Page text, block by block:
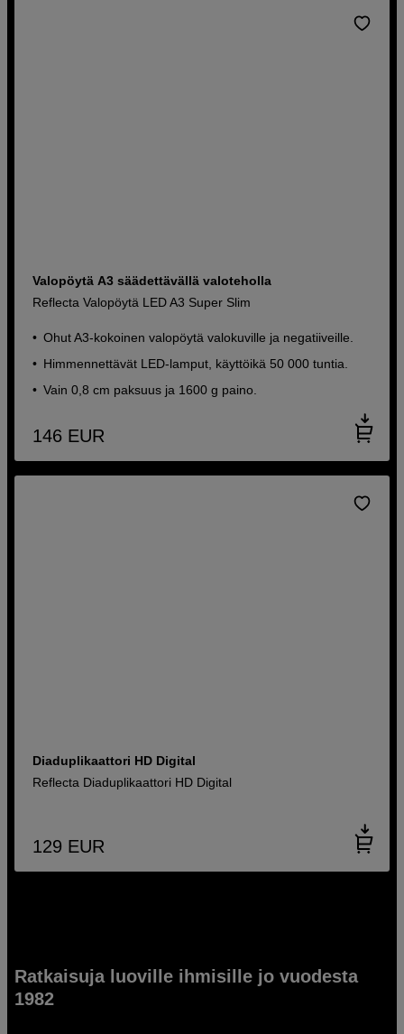
Valopöytä A3 säädettävällä valoteholla
Reflecta Valopöytä LED A3 Super Slim
Ohut A3-kokoinen valopöytä valokuville ja negatiiveille.
Himmennettävät LED-lamput, käyttöikä 50 000 tuntia.
Vain 0,8 cm paksuus ja 1600 g paino.
146 EUR
Diaduplikaattori HD Digital
Reflecta Diaduplikaattori HD Digital
129 EUR
Ratkaisuja luoville ihmisille jo vuodesta
1982